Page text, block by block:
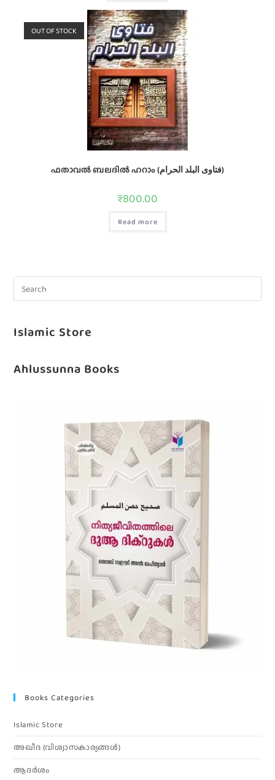
OUT OF STOCK
ഫതാവല്‍ ബലദില്‍ ഹറാം (فتاوى البلد الحرام)
₹800.00
Read more
Islamic Store
Ahlussunna Books
Books Categories
Islamic Store
അഖീദ (വിശ്വാസകാര്യങ്ങള്‍)
ആദര്‍ശം